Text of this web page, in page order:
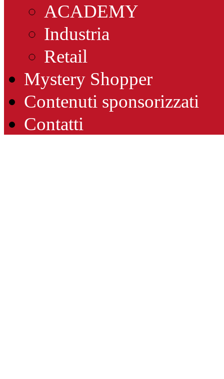
ACADEMY
Industria
Retail
Mystery Shopper
Contenuti sponsorizzati
Contatti